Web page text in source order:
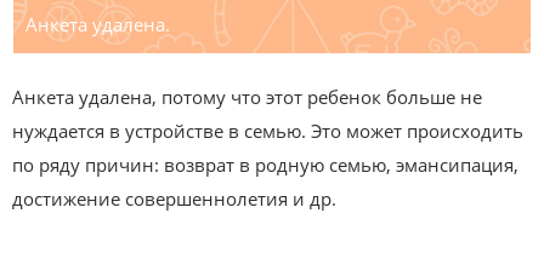
Анкета удалена.
Анкета удалена, потому что этот ребенок больше не
нуждается в устройстве в семью. Это может происходить
по ряду причин: возврат в родную семью, эмансипация,
достижение совершеннолетия и др.